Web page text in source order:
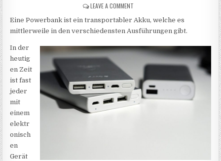
LEAVE A COMMENTON POWERBANK
Eine Powerbank ist ein transportabler Akku, welche es
mittlerweile in den verschiedensten Ausführungen gibt.
In der
heutig
en Zeit
ist fast
jeder
mit
einem
elektr
onisch
en
Gerät